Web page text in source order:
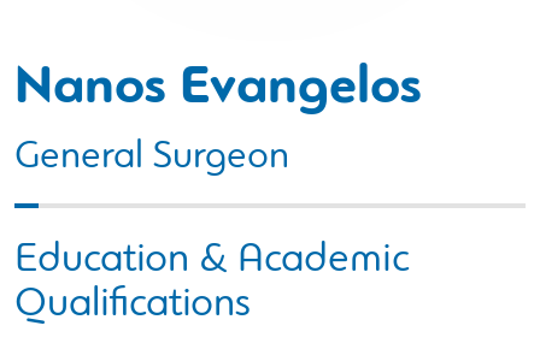
Nanos Evangelos
General Surgeon
Education & Academic
Qualifications